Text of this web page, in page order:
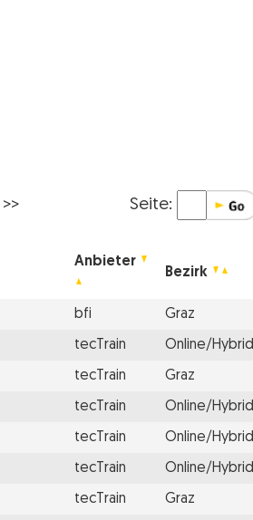
>> Seite:
Anbieter
Bezirk
bfi Graz
tecTrain Online/Hybrid
tecTrain Graz
tecTrain Online/Hybrid
tecTrain Online/Hybrid
tecTrain Online/Hybrid
tecTrain Graz